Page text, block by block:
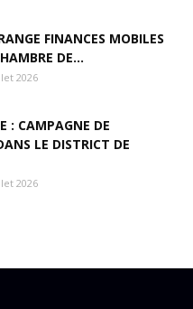
FINANCES MOBILES
DE...
2026
: CAMPAGNE DE
LE DISTRICT DE
2026